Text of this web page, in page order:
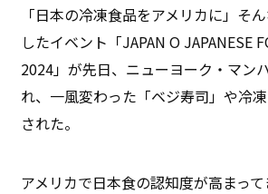
「日本の冷凍食品をアメリカに」そ
したイベント「JAPAN O JAPANESE
2024」が先日、ニューヨーク・マン
れ、一風変わった「ベジ寿司」や冷
された。
アメリカで日本食の認知度が高まっ